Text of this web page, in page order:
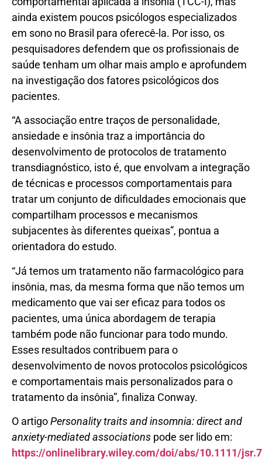
ainda existem poucos psicólogos especializados
em sono no Brasil para oferecê-la. Por isso, os
pesquisadores defendem que os profissionais de
saúde tenham um olhar mais amplo e aprofundem
na investigação dos fatores psicológicos dos
pacientes.
“A associação entre traços de personalidade,
ansiedade e insônia traz a importância do
desenvolvimento de protocolos de tratamento
transdiagnóstico, isto é, que envolvam a integração
de técnicas e processos comportamentais para
tratar um conjunto de dificuldades emocionais que
compartilham processos e mecanismos
subjacentes às diferentes queixas”, pontua a
orientadora do estudo.
“Já temos um tratamento não farmacológico para
insônia, mas, da mesma forma que não temos um
medicamento que vai ser eficaz para todos os
pacientes, uma única abordagem de terapia
também pode não funcionar para todo mundo.
Esses resultados contribuem para o
desenvolvimento de novos protocolos psicológicos
e comportamentais mais personalizados para o
tratamento da insônia”, finaliza Conway.
O artigoPersonality traits and insomnia: direct and
anxiety-mediated associations pode ser lido em:
https://onlinelibrary.wiley.com/doi/abs/10.1111/